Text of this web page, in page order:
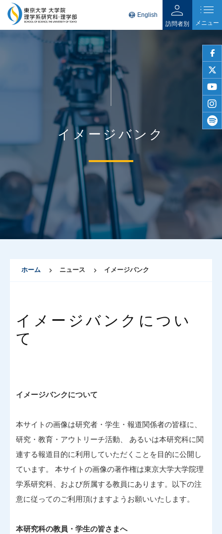
twitter
language English person
訪問者別
list
メニュー
イメージバンク
ホーム ニュース イメージバンク
イメージバンクについ
て
イメージバンクについて
本サイトの画像は研究者・学生・報道関係者の皆様に、
研究・教育・アウトリーチ活動、 あるいは本研究科に関
連する報道目的に利用していただくことを目的に公開し
ています。 本サイトの画像の著作権は東京大学大学院理
学系研究科、および所属する教員にあります。以下の注
意に従ってのご利用頂けますようお願いいたします。
本研究科の教員・学生の皆さまへ